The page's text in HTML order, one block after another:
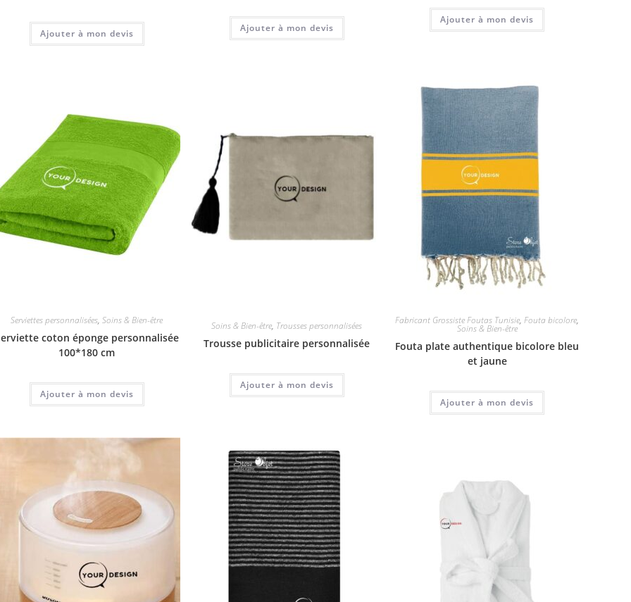
Ajouter à mon devis Ajouter à mon devis
Ajouter à mon devis
Serviettes personnalisées,Soins & Bien-être
coton éponge personnalisée
100*180 cm
Ajouter à mon devis
Soins & Bien-être, Trousses personnalisées
Trousse publicitaire personnalisée
Ajouter à mon devis
Fabricant Grossiste Foutas Tunisie,Fouta bicolore,
Soins & Bien-être
Fouta plate authentique bicolore bleu
et jaune
Ajouter à mon devis